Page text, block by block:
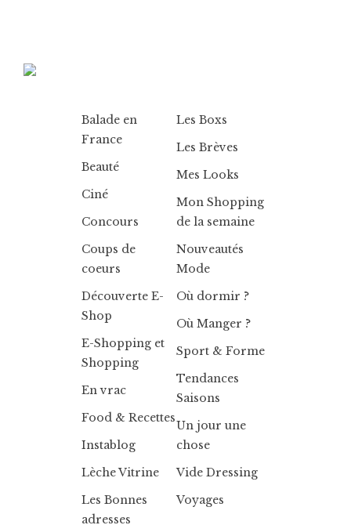
Balade en
France
Beauté
Ciné
Concours
Coups de
coeurs
Découverte E-
Shop
E-Shopping et
Shopping
En vrac
Food & Recettes
Instablog
Lèche Vitrine
Les Bonnes
adresses
Les Boxs
Les Brèves
Mes Looks
Mon Shopping
de la semaine
Nouveautés
Mode
Où dormir ?
Où Manger ?
Sport & Forme
Tendances
Saisons
Un jour une
chose
Vide Dressing
Voyages